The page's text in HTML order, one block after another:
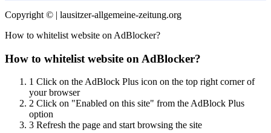
Copyright © | lausitzer-allgemeine-zeitung.org
How to whitelist website on AdBlocker?
How to whitelist website on AdBlocker?
1 Click on the AdBlock Plus icon on the top right corner of
your browser
2 Click on "Enabled on this site" from the AdBlock Plus
option
3 Refresh the page and start browsing the site